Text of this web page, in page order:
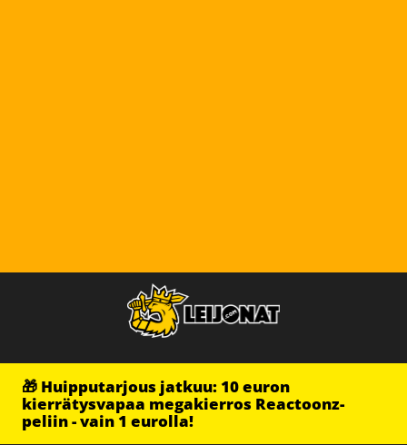
🎁 Huipputarjous jatkuu: 10 euron
kierrätysvapaa megakierros Reactoonz-
peliin - vain 1 eurolla!